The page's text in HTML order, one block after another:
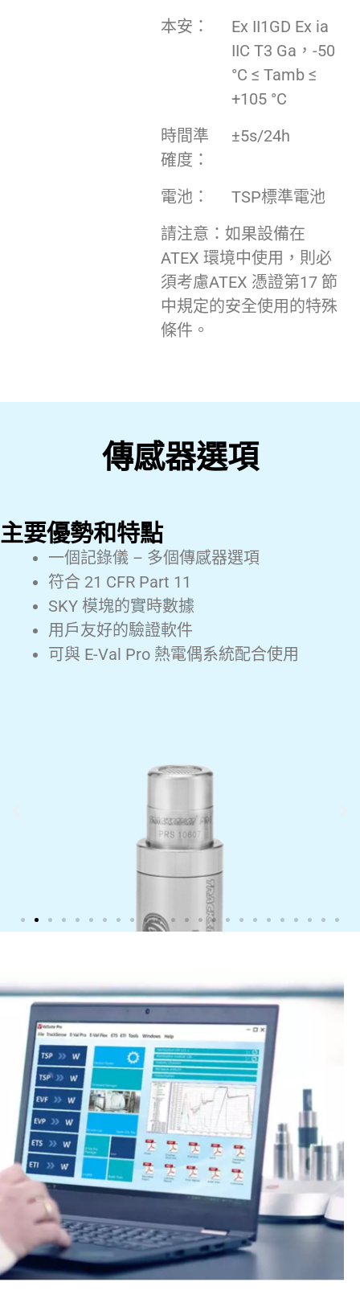
本安：
Ex II1GD Ex ia
IIC T3 Ga，-50
°C ≤ Tamb ≤
+105 °C
時間準
確度：
±5s/24h
電池：
TSP標準電池
請注意：如果設備在
ATEX 環境中使用，則必
須考慮ATEX 憑證第17 節
中規定的安全使用的特殊
條件。
傳感器選項
主要優勢和特點
一個記錄儀 – 多個傳感器選項
符合 21 CFR Part 11
SKY 模塊的實時數據
用戶友好的驗證軟件
可與 E-Val Pro 熱電偶系統配合使用